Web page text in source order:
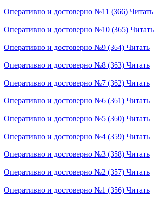
Оперативно и достоверно №11 (366) Читать
Оперативно и достоверно №10 (365) Читать
Оперативно и достоверно №9 (364) Читать
Оперативно и достоверно №8 (363) Читать
Оперативно и достоверно №7 (362) Читать
Оперативно и достоверно №6 (361) Читать
Оперативно и достоверно №5 (360) Читать
Оперативно и достоверно №4 (359) Читать
Оперативно и достоверно №3 (358) Читать
Оперативно и достоверно №2 (357) Читать
Оперативно и достоверно №1 (356) Читать